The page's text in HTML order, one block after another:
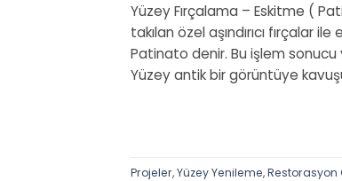
Yüzey Fırçalama – Eskitme (
takılan özel aşındırıcı fırçalar
Patinato denir. Bu işlem sonucu
Yüzey antik bir görüntüye
Projeler,Yüzey Yenileme,Restorasyon